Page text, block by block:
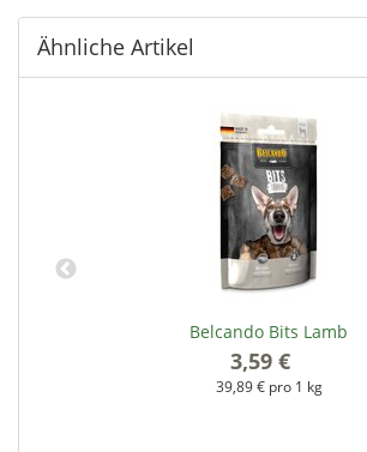
Ähnliche Artikel
Belcando Bits Lamb
3,59 €
39,89 € pro 1 kg